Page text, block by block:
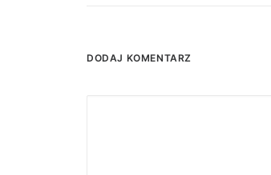
DODAJ KOMENTARZ